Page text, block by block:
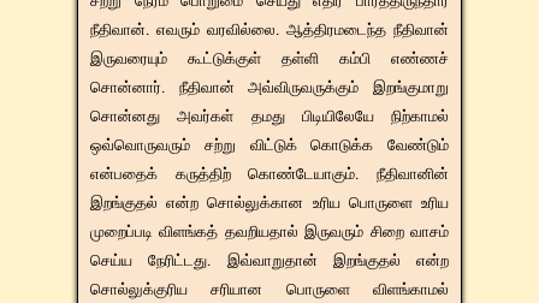
நீதிவான். எவரும் வரவில்லை. ஆத்திரமடைந்த நீதிவான்
இருவரையும் கூட்டுக்குள் தள்ளி கம்பி எண்ணச்
சொன்னார். நீதிவான் அவ்விருவருக்கும் இறங்குமாறு
சொன்னது அவர்கள் தமது பிடியிலேயே நிற்காமல்
ஒவ்வொருவரும் சற்று விட்டுக் கொடுக்க வேண்டும்
என்பதைக் கருத்திற் கொண்டேயாகும். நீதிவானின்
இறங்குதல் என்ற சொல்லுக்கான உரிய பொருளை உரிய
முறைப்படி விளங்கத் தவறியதால் இருவரும் சிறை வாசம்
செய்ய நேரிட்டது. இவ்வாறுதான் இறங்குதல் என்ற
சொல்லுக்குரிய சரியான பொருளை விளங்காமல்